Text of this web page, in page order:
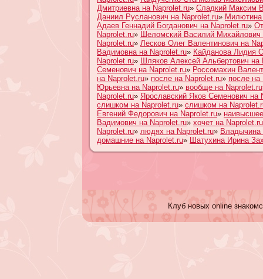
Дмитриевна на Naprolet.ru» Сладкий Максим
Даниил Русланович на Naprolet.ru» Милютина
Адаев Геннадий Богданович на Naprolet.ru»
Naprolet.ru» Шеломский Василий Михайлович
Naprolet.ru» Лесков Олег Валентинович на
Вадимовна на Naprolet.ru» Кайданова Лидия
Naprolet.ru» Шляков Алексей Альбертович на
Семенович на Naprolet.ru» Россомахин
на Naprolet.ru» после на Naprolet.ru» после на
Юрьевна на Naprolet.ru» вообще на Naprolet.ru
Naprolet.ru» Ярославский Яков Семенович на
слишком на Naprolet.ru» слишком на
Евгений Федорович на Naprolet.ru»
Вадимович на Naprolet.ru» хочет на Naprolet.ru
Naprolet.ru» людях на Naprolet.ru» Владычина
домашние на Naprolet.ru» Шатухина Ирина
Клуб новых online